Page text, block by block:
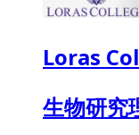
Loras
生物研究